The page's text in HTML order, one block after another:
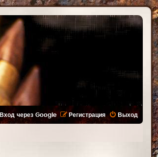
Выход
Регистрация
Вход через Google